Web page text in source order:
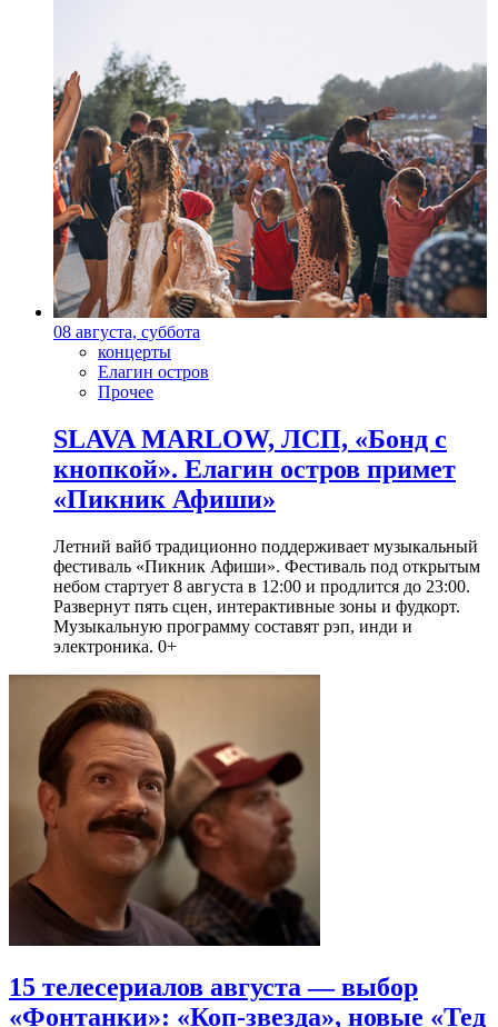
08 августа, суббота
концерты
Елагин остров
Прочее
SLAVA MARLOW, ЛСП, «Бонд с
кнопкой». Елагин остров примет
«Пикник Афиши»
Летний вайб традиционно поддерживает музыкальный
фестиваль «Пикник Афиши». Фестиваль под открытым
небом стартует 8 августа в 12:00 и продлится до 23:00.
Развернут пять сцен, интерактивные зоны и фудкорт.
Музыкальную программу составят рэп, инди и
электроника. 0+
15 телесериалов августа — выбор
«Фонтанки»: «Коп-звезда», новые «Тед